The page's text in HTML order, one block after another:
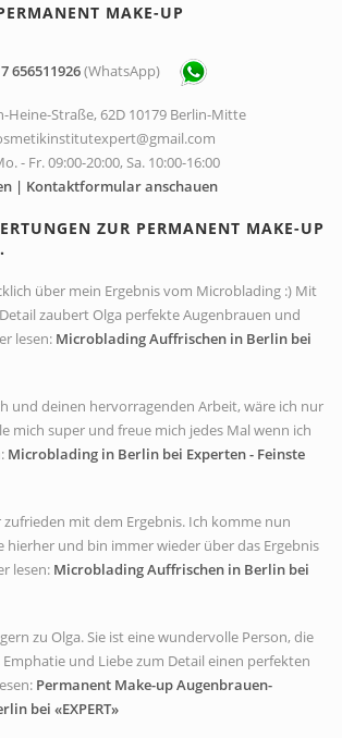
MAKE-UP
656511926(WhatsApp)
Heine-Straße, 62D 10179 Berlin-Mitte
- Fr. 09:00-20:00, Sa. 10:00-16:00
| Kontaktformular anschauen
ZUR PERMANENT MAKE-UP
über mein Ergebnis vom Microblading :) Mit
zaubert Olga perfekte Augenbrauen und
lesen: Microblading Auffrischen in Berlin bei
und deinen hervorragenden Arbeit, wäre ich nur
mich super und freue mich jedes Mal wenn ich
Microblading in Berlin bei Experten - Feinste
mit dem Ergebnis. Ich komme nun
hierher und bin immer wieder über das Ergebnis
lesen: Microblading Auffrischen in Berlin bei
zu Olga. Sie ist eine wundervolle Person, die
und Liebe zum Detail einen perfekten
Permanent Make-up Augenbrauen-
bei «EXPERT»